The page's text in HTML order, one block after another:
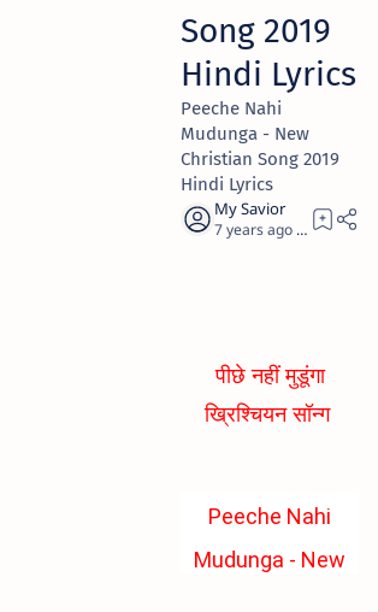
Song 2019
Hindi Lyrics
Peeche Nahi
Mudunga - New
Christian Song 2019
Hindi Lyrics
7 years ago 1
पीछे नहीं मुडूंगा
ख्रिश्चियन सॉन्ग
Peeche Nahi
Mudunga - New